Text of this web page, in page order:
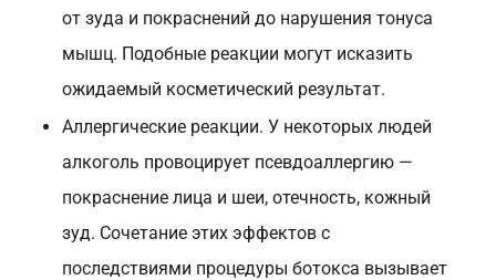
от зуда и покраснений до нарушения тонуса
мышц. Подобные реакции могут исказить
ожидаемый косметический результат.
Аллергические реакции. У некоторых людей
алкоголь провоцирует псевдоаллергию —
покраснение лица и шеи, отечность, кожный
зуд. Сочетание этих эффектов с
последствиями процедуры ботокса вызывает